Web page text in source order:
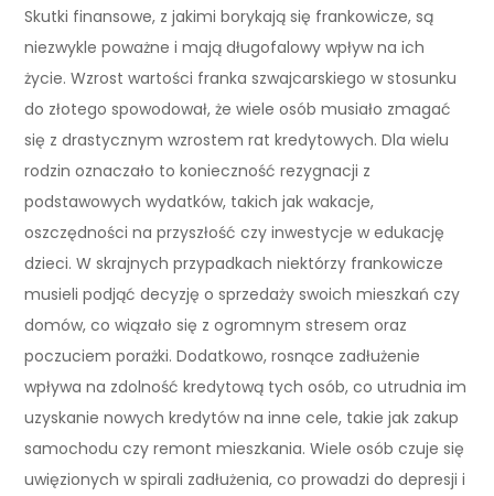
Skutki finansowe, z jakimi borykają się frankowicze, są
niezwykle poważne i mają długofalowy wpływ na ich
życie. Wzrost wartości franka szwajcarskiego w stosunku
do złotego spowodował, że wiele osób musiało zmagać
się z drastycznym wzrostem rat kredytowych. Dla wielu
rodzin oznaczało to konieczność rezygnacji z
podstawowych wydatków, takich jak wakacje,
oszczędności na przyszłość czy inwestycje w edukację
dzieci. W skrajnych przypadkach niektórzy frankowicze
musieli podjąć decyzję o sprzedaży swoich mieszkań czy
domów, co wiązało się z ogromnym stresem oraz
poczuciem porażki. Dodatkowo, rosnące zadłużenie
wpływa na zdolność kredytową tych osób, co utrudnia im
uzyskanie nowych kredytów na inne cele, takie jak zakup
samochodu czy remont mieszkania. Wiele osób czuje się
uwięzionych w spirali zadłużenia, co prowadzi do depresji i